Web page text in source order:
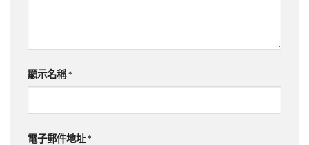
顯示名稱*
電子郵件地址*